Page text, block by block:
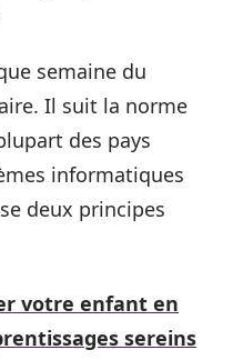
semaine du
Il suit la norme
des pays
informatiques
deux principes
votre enfant en
sereins